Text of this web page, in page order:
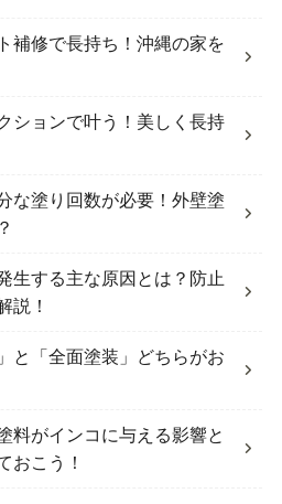
補修で長持ち！沖縄の家を
ションで叶う！美しく長持
な塗り回数が必要！外壁塗
生する主な原因とは？防止
説！
と「全面塗装」どちらがお
料がインコに与える影響と
おこう！